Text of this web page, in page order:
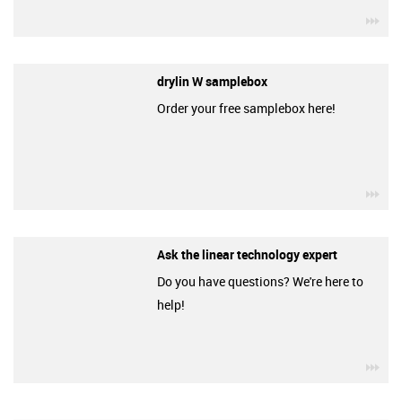
drylin W samplebox
Order your free samplebox here!
Ask the linear technology expert
Do you have questions? We're here to
help!